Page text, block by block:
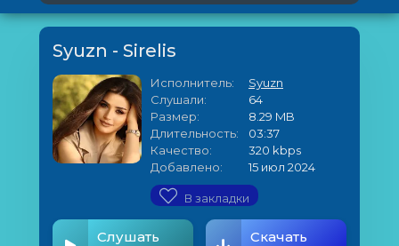
Syuzn - Sirelis
Исполнитель:
Syuzn
Слушали:
64
Размер:
8.29 MB
Длительность:
03:37
Качество:
320 kbps
Добавлено:
15 июл 2024
В закладки
Слушать Скачать